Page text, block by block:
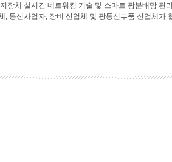
장치 실시간 네트워킹 기술 및 스마트 광분배망
, 통신사업자, 장비 산업체 및 광통신부품 산업체가